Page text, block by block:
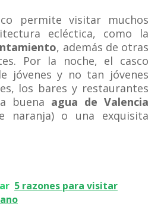
permite visitar muchos
ecléctica, como la
, además de otras
Por la noche, el casco
jóvenes y no tan jóvenes
los bares y restaurantes
buena agua de Valencia
naranja) o una exquisita
5 razones para visitar